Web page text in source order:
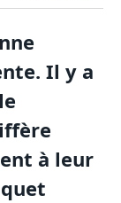
Il y a
à leur